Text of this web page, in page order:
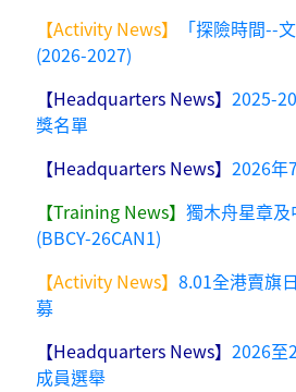
【Activity News】
「探險時間--
(2026-2027)
【Headquarters News】 2025-
獎名單
【Headquarters News】 2026年
【Training News】 獨木舟星章
(BBCY-26CAN1)
【Activity News】 8.01全港賣旗
募
【Headquarters News】 2026至
成員選舉